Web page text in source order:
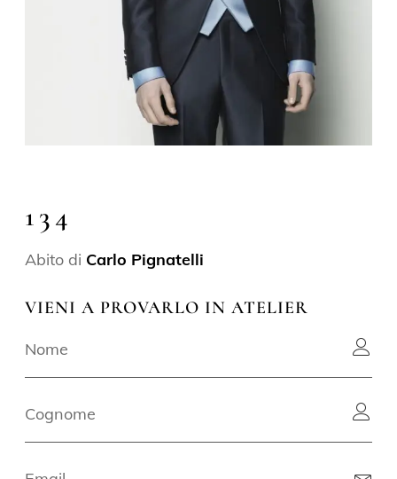
134
Abito di Carlo Pignatelli
VIENI A PROVARLO IN ATELIER